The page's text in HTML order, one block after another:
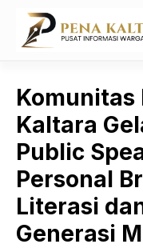
Langsung
Komunitas
Kaltara
Public
Personal
Literasi
Generasi